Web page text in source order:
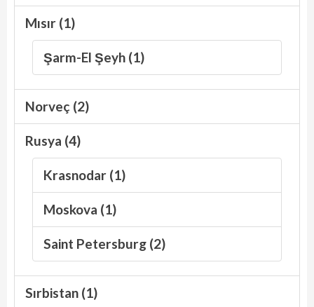
Mısır (1)
Şarm-El Şeyh (1)
Norveç (2)
Rusya (4)
Krasnodar (1)
Moskova (1)
Saint Petersburg (2)
Sırbistan (1)